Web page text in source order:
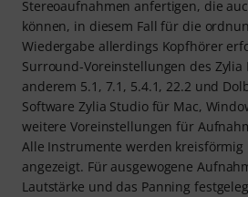
Stereoaufnahmen anfertigen, die
können, in diesem Fall für die
Wiedergabe allerdings Kopfhörer
Surround-Voreinstellungen des
anderem 5.1, 7.1, 5.4.1, 22.2 und
Software Zylia Studio für Mac,
weitere Voreinstellungen für
Alle Instrumente werden kreisförmig
angezeigt. Für ausgewogene
Lautstärke und das Panning